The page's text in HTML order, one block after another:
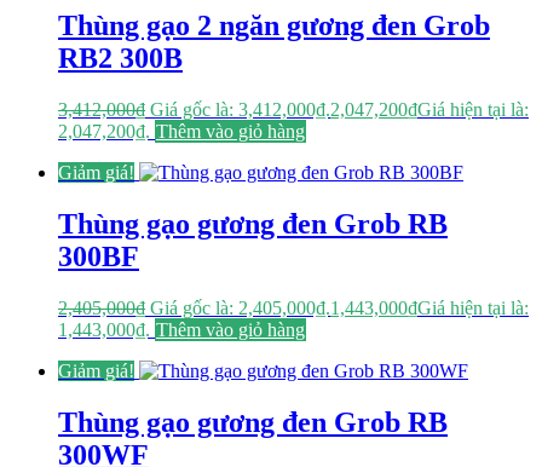
Thùng gạo 2 ngăn gương đen Grob
RB2 300B
3,412,000₫ Giá gốc là: 3,412,000₫.2,047,200₫Giá hiện tại là:
2,047,200₫. Thêm vào giỏ hàng
Giảm giá!
Thùng gạo gương đen Grob RB
300BF
2,405,000₫ Giá gốc là: 2,405,000₫.1,443,000₫Giá hiện tại là:
1,443,000₫. Thêm vào giỏ hàng
Giảm giá!
Thùng gạo gương đen Grob RB
300WF